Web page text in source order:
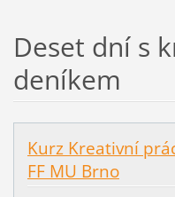
Deset dní s
deníkem
Kurz Kreativní
FF MU Brno